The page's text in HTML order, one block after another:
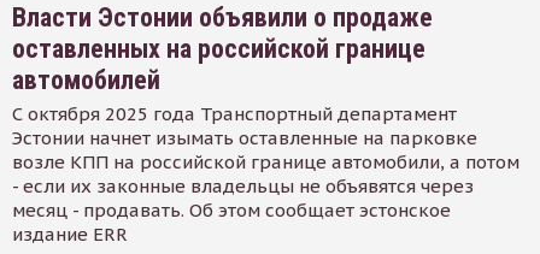
Власти Эстонии объявили о продаже
оставленных на российской границе
автомобилей
С октября 2025 года Транспортный департамент
Эстонии начнет изымать оставленные на парковке
возле КПП на российской границе автомобили, а потом
- если их законные владельцы не объявятся через
месяц - продавать. Об этом сообщает эстонское
издание ERR